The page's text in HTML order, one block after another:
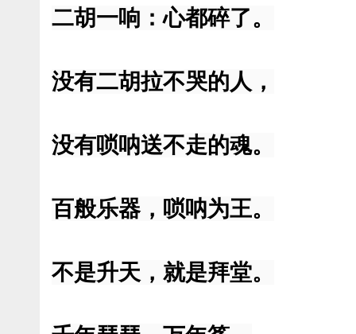
二胡一响：心都碎了。
没有二胡拉不哭的人，
没有唢呐送不走的魂。
百般乐器，唢呐为王。
不是升天，就是拜堂。